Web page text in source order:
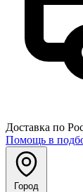
Доставка по
Помощь в
Город